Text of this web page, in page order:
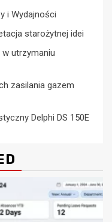
i Wydajności
starożytnej idei
utrzymaniu
zasilania gazem
Delphi DS 150E